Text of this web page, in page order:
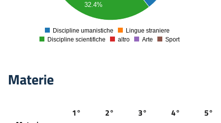
32.4%
Discipline umanistiche
Lingue straniere
Discipline scientifiche
altro Arte Sport
Materie
1°
2°
3°
4°
5°